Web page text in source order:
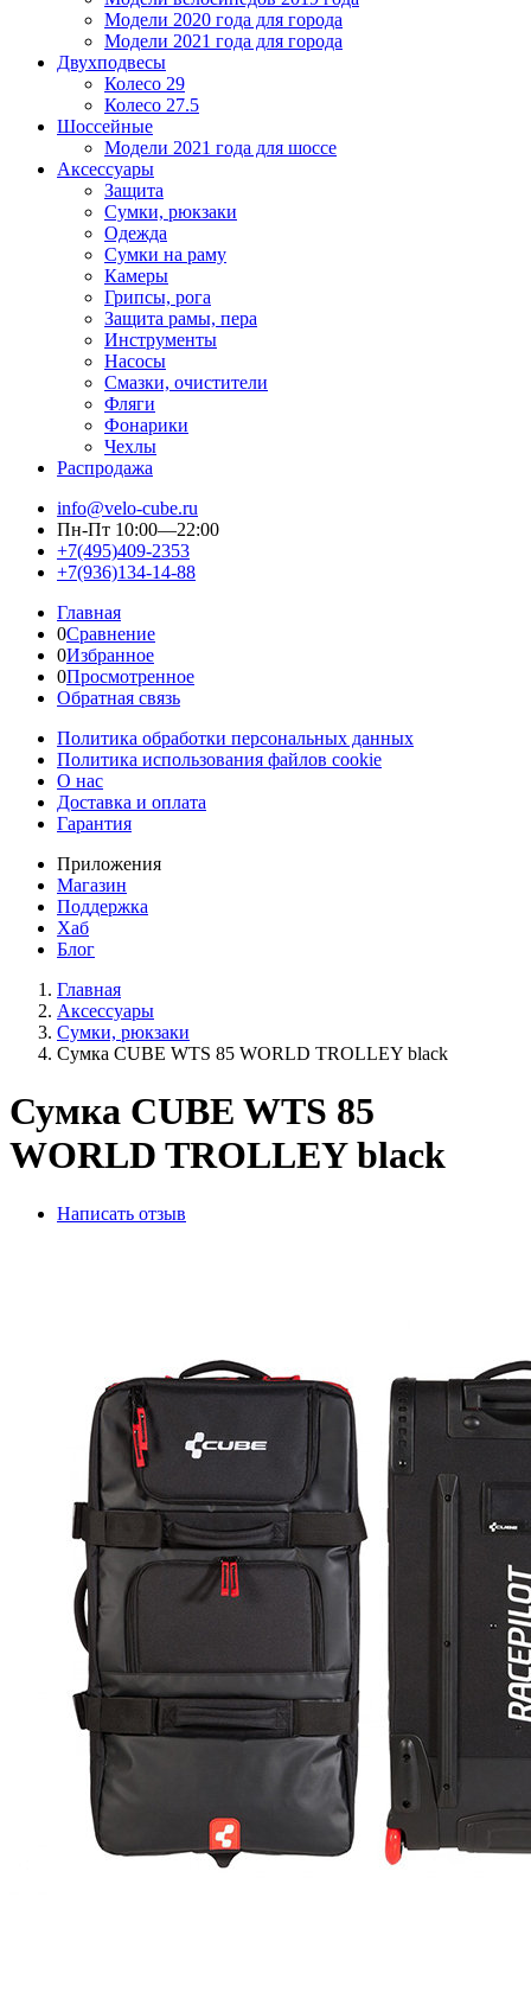
Модели 2020 года для города
Модели 2021 года для города
Двухподвесы
Колесо 29
Колесо 27.5
Шоссейные
Модели 2021 года для шоссе
Аксессуары
Защита
Сумки, рюкзаки
Одежда
Сумки на раму
Камеры
Грипсы, рога
Защита рамы, пера
Инструменты
Насосы
Смазки, очистители
Фляги
Фонарики
Чехлы
Распродажа
info@velo-cube.ru
Пн-Пт 10:00—22:00
+7(495)409-2353
+7(936)134-14-88
Главная
0Сравнение
0Избранное
0Просмотренное
Обратная связь
Политика обработки персональных данных
Политика использования файлов cookie
О нас
Доставка и оплата
Гарантия
Приложения
Магазин
Поддержка
Хаб
Блог
Главная
Аксессуары
Сумки, рюкзаки
Сумка CUBE WTS 85 WORLD TROLLEY black
Сумка CUBE WTS 85
WORLD TROLLEY black
Написать отзыв